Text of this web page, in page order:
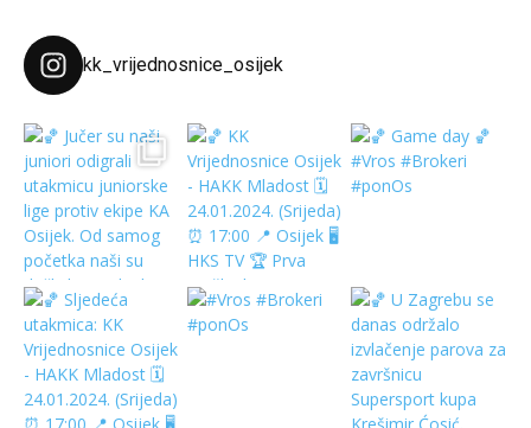
kk_vrijednosnice_osijek